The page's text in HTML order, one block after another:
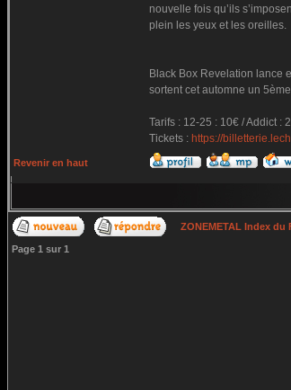
nouvelle fois qu’ils
plein les yeux et les oreilles.
Black Box Revelation lance
sortent cet automne un
Tarifs : 12-25 : 10€ / Addict :
Tickets : https://
Revenir en haut
ZONEMETAL Index du
Page 1 sur 1